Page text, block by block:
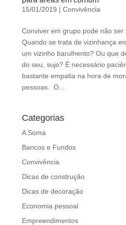
d
n
15/01/2019 | Convivência
Conviver em grupo pode não ser
Quando se trata de vizinhança
um vizinho barulhento? Ou que
do seu, sujo? É necessário
bastante empatia na hora de
pessoas. O...
Categorias
A Soma
Bancos e Fundos
Convivência
Dicas de construção
Dicas de decoração
Economia pessoal
Empreendimentos